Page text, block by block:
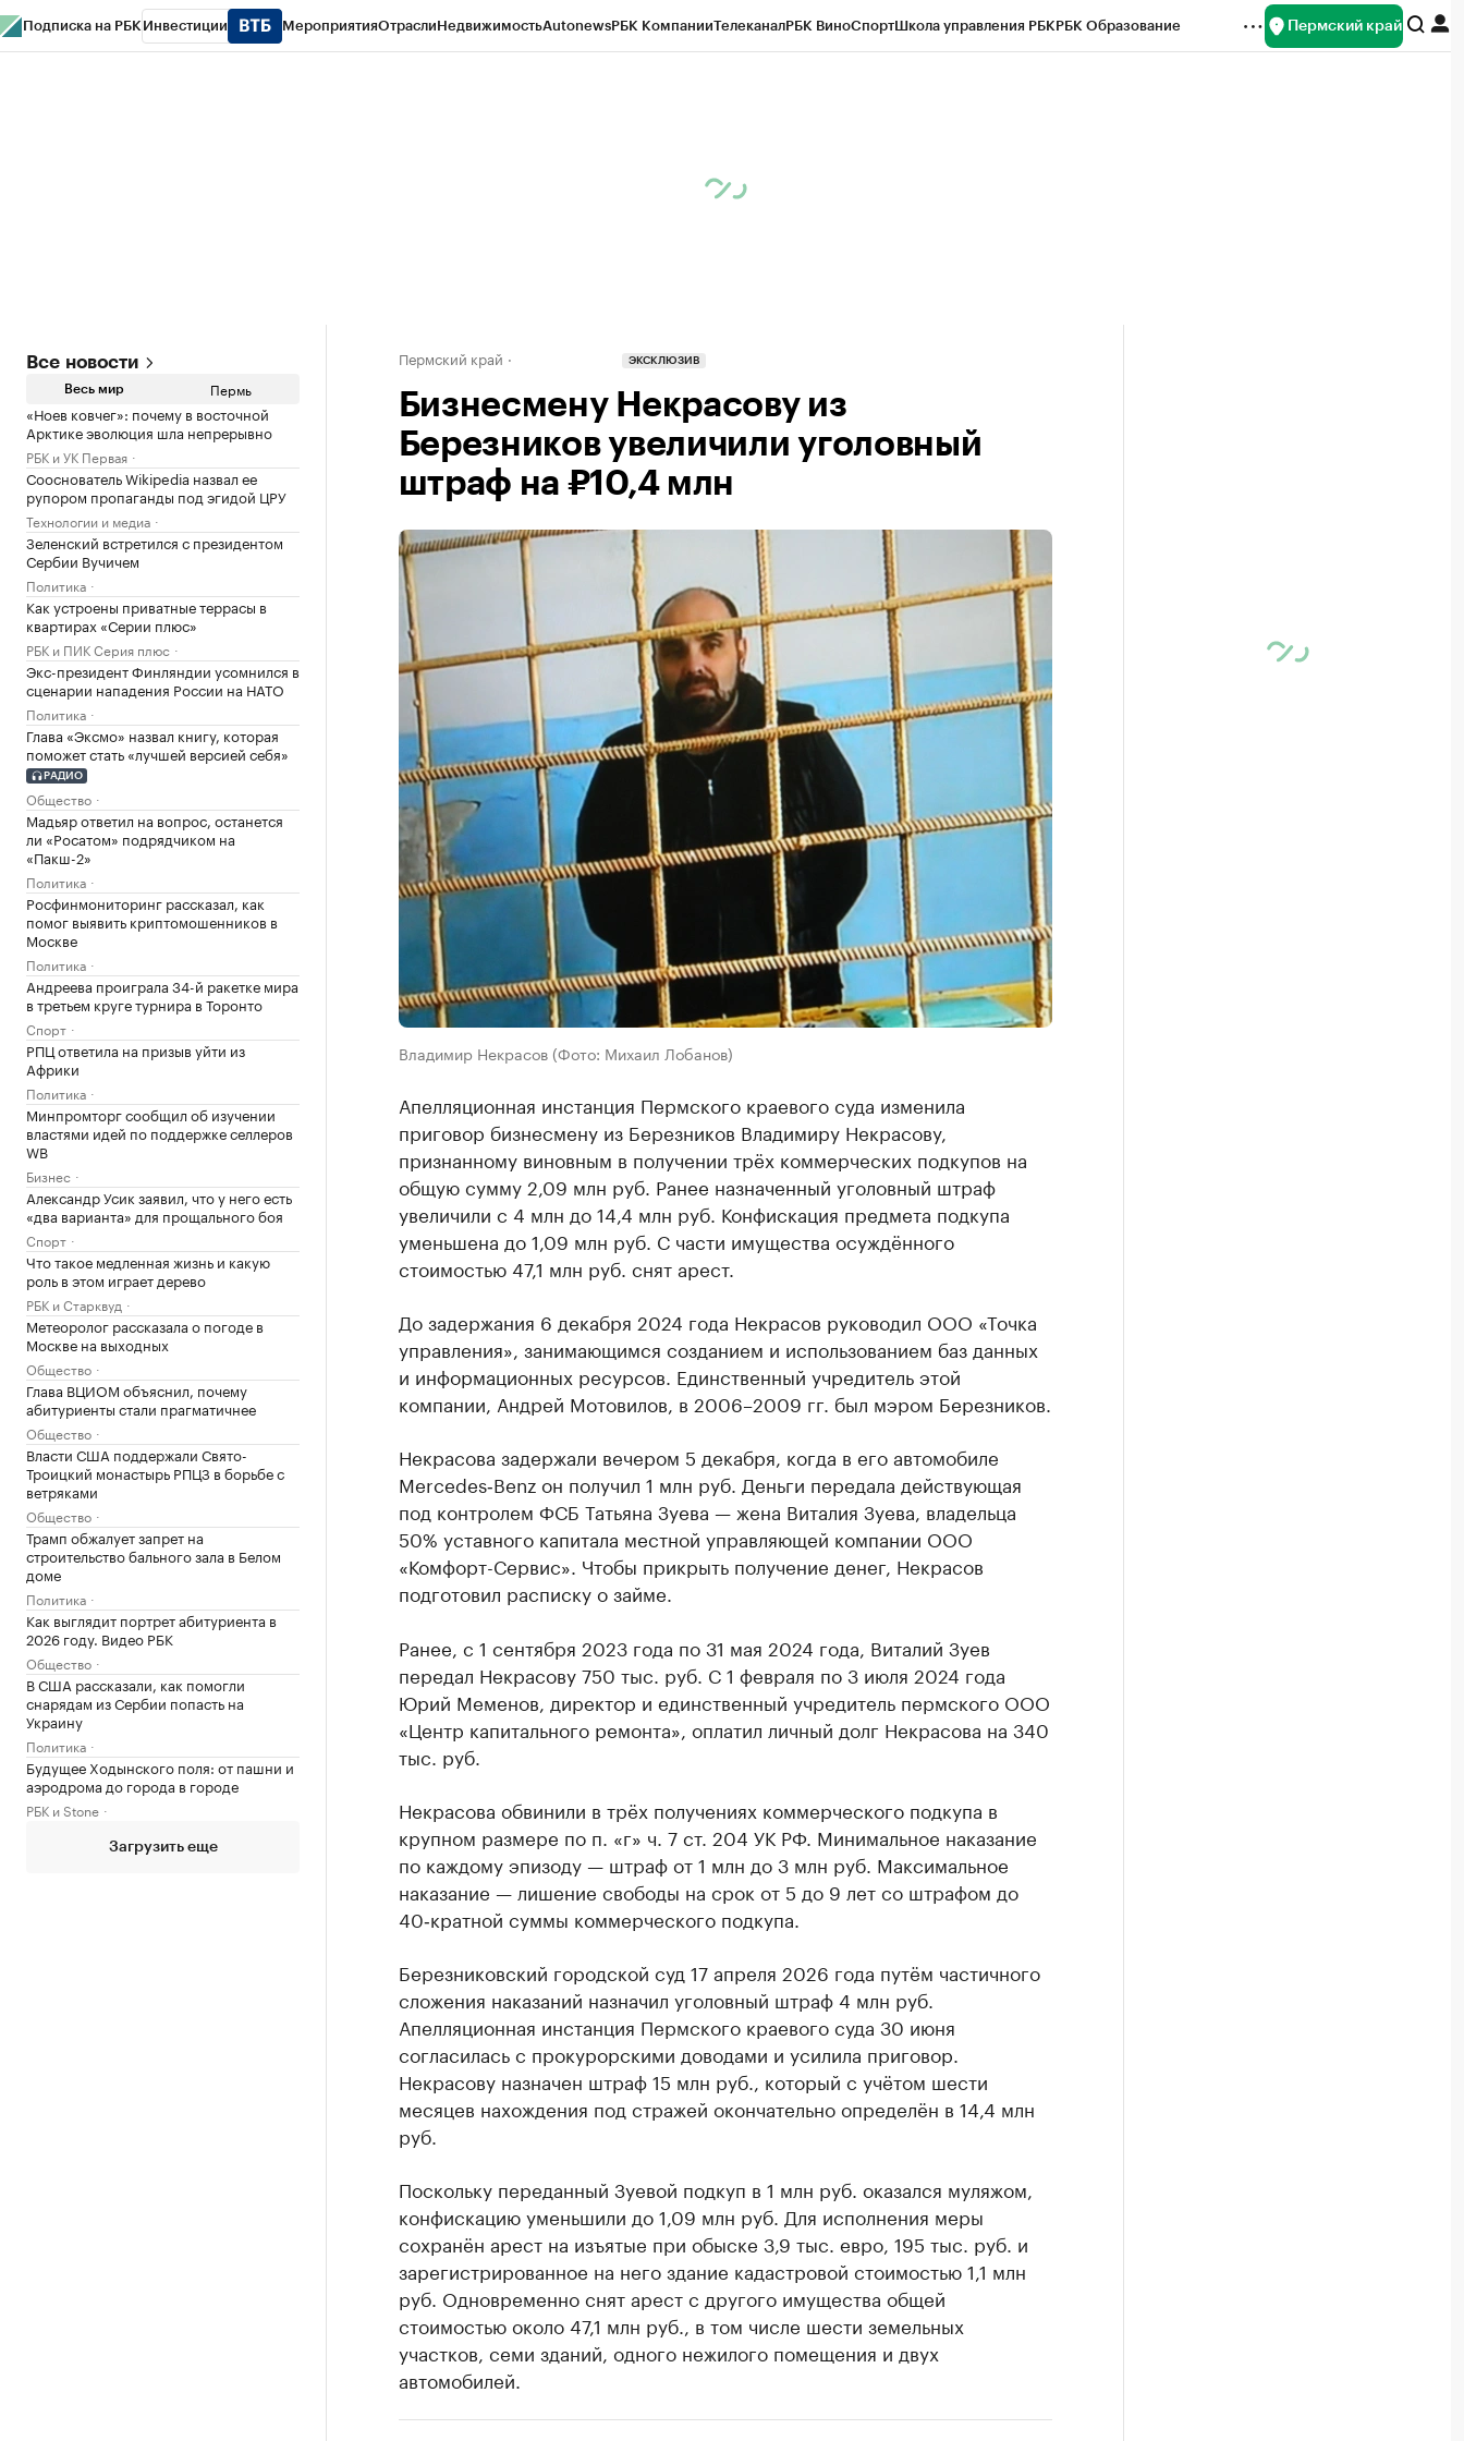
Подписка на РБК Инвестиции МероприятияОтраслиНедвижимостьAutonewsРБК КомпанииТелеканалРБК ВиноСпортШкола управления РБКРБК Образование Пермский край
Все новости
Весь мир Пермь
«Ноев ковчег»: почему в восточной
Арктике эволюция шла непрерывно
РБК и УК Первая
Сооснователь Wikipedia назвал ее
рупором пропаганды под эгидой ЦРУ
Технологии и медиа
Зеленский встретился с президентом
Сербии Вучичем
Политика
Как устроены приватные террасы в
квартирах «Серии плюс»
РБК и ПИК Серия плюс
Экс-президент Финляндии усомнился в
сценарии нападения России на НАТО
Политика
Глава «Эксмо» назвал книгу, которая
поможет стать «лучшей версией себя»
РАДИО
Общество
Мадьяр ответил на вопрос, останется
ли «Росатом» подрядчиком на
«Пакш-2»
Политика
Росфинмониторинг рассказал, как
помог выявить криптомошенников в
Москве
Политика
Андреева проиграла 34-й ракетке мира
в третьем круге турнира в Торонто
Спорт
РПЦ ответила на призыв уйти из
Африки
Политика
Минпромторг сообщил об изучении
властями идей по поддержке селлеров
WB
Бизнес
Александр Усик заявил, что у него есть
«два варианта» для прощального боя
Спорт
Что такое медленная жизнь и какую
роль в этом играет дерево
РБК и Старквуд
Метеоролог рассказала о погоде в
Москве на выходных
Общество
Глава ВЦИОМ объяснил, почему
абитуриенты стали прагматичнее
Общество
Власти США поддержали Свято-
Троицкий монастырь РПЦЗ в борьбе с
ветряками
Общество
Трамп обжалует запрет на
строительство бального зала в Белом
доме
Политика
Как выглядит портрет абитуриента в
2026 году. Видео РБК
Общество
В США рассказали, как помогли
снарядам из Сербии попасть на
Украину
Политика
Будущее Ходынского поля: от пашни и
аэродрома до города в городе
РБК и Stone
Загрузить еще
Пермский край ЭКСКЛЮЗИВ
Бизнесмену Некрасову из
Березников увеличили уголовный
штраф на ₽10,4 млн
Владимир Некрасов (Фото: Михаил Лобанов)
Апелляционная инстанция Пермского краевого суда изменила
приговор бизнесмену из Березников Владимиру Некрасову,
признанному виновным в получении трёх коммерческих подкупов на
общую сумму 2,09 млн руб. Ранее назначенный уголовный штраф
увеличили с 4 млн до 14,4 млн руб. Конфискация предмета подкупа
уменьшена до 1,09 млн руб. С части имущества осуждённого
стоимостью 47,1 млн руб. снят арест.
До задержания 6 декабря 2024 года Некрасов руководил ООО «Точка
управления», занимающимся созданием и использованием баз данных
и информационных ресурсов. Единственный учредитель этой
компании, Андрей Мотовилов, в 2006–2009 гг. был мэром Березников.
Некрасова задержали вечером 5 декабря, когда в его автомобиле
Mercedes‑Benz он получил 1 млн руб. Деньги передала действующая
под контролем ФСБ Татьяна Зуева — жена Виталия Зуева, владельца
50% уставного капитала местной управляющей компании ООО
«Комфорт-Сервис». Чтобы прикрыть получение денег, Некрасов
подготовил расписку о займе.
Ранее, с 1 сентября 2023 года по 31 мая 2024 года, Виталий Зуев
передал Некрасову 750 тыс. руб. С 1 февраля по 3 июля 2024 года
Юрий Меменов, директор и единственный учредитель пермского ООО
«Центр капитального ремонта», оплатил личный долг Некрасова на 340
тыс. руб.
Некрасова обвинили в трёх получениях коммерческого подкупа в
крупном размере по п. «г» ч. 7 ст. 204 УК РФ. Минимальное наказание
по каждому эпизоду — штраф от 1 млн до 3 млн руб. Максимальное
наказание — лишение свободы на срок от 5 до 9 лет со штрафом до
40‑кратной суммы коммерческого подкупа.
Березниковский городской суд 17 апреля 2026 года путём частичного
сложения наказаний назначил уголовный штраф 4 млн руб.
Апелляционная инстанция Пермского краевого суда 30 июня
согласилась с прокурорскими доводами и усилила приговор.
Некрасову назначен штраф 15 млн руб., который с учётом шести
месяцев нахождения под стражей окончательно определён в 14,4 млн
руб.
Поскольку переданный Зуевой подкуп в 1 млн руб. оказался муляжом,
конфискацию уменьшили до 1,09 млн руб. Для исполнения меры
сохранён арест на изъятые при обыске 3,9 тыс. евро, 195 тыс. руб. и
зарегистрированное на него здание кадастровой стоимостью 1,1 млн
руб. Одновременно снят арест с другого имущества общей
стоимостью около 47,1 млн руб., в том числе шести земельных
участков, семи зданий, одного нежилого помещения и двух
автомобилей.